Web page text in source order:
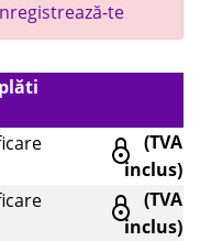
te
(TVA
inclus)
(TVA
inclus)